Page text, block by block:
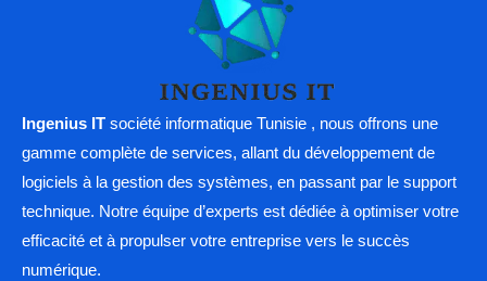
Ingenius IT société informatique Tunisie , nous offrons une
gamme complète de services, allant du développement de
logiciels à la gestion des systèmes, en passant par le support
technique. Notre équipe d’experts est dédiée à optimiser votre
efficacité et à propulser votre entreprise vers le succès
numérique.